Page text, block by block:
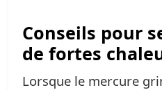
Conseils pour
de fortes
Lorsque le mercure